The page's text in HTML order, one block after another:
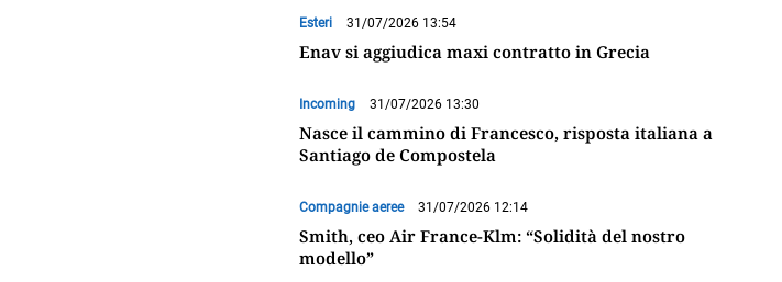
Esteri 31/07/2026 13:54
Enav si aggiudica maxi contratto in Grecia
Incoming 31/07/2026 13:30
Nasce il cammino di Francesco, risposta italiana a
Santiago de Compostela
Compagnie aeree 31/07/2026 12:14
Smith, ceo Air France-Klm: “Solidità del nostro
modello”